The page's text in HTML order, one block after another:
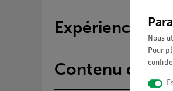
Expériences
Contenu de
Nous
Pour